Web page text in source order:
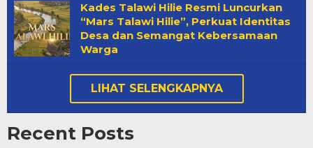
Kades Talawi Hilie Resmi Luncurkan
“Mars Talawi Hilie”, Perkuat Identitas
Desa dan Semangat Kebersamaan
Warga
LIHAT SELENGKAPNYA
Recent Posts